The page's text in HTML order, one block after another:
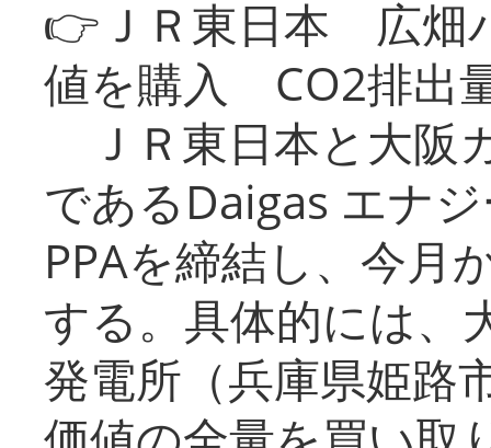
👉ＪＲ東日本 広畑
値を購入 CO2排出
ＪＲ東日本と大阪
であるDaigas エナ
PPAを締結し、今月
する。具体的には、
発電所（兵庫県姫路